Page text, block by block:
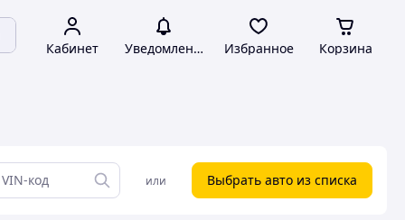
Кабинет Уведомления Избранное Корзина
или Выбрать авто из списка